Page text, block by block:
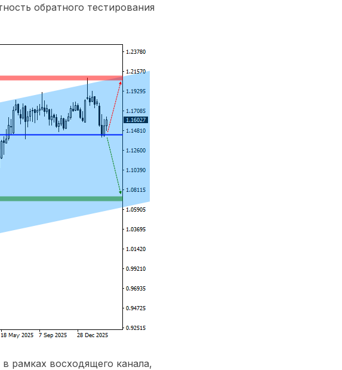
обратного тестирования
рамках восходящего канала,